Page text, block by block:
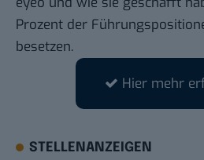
Prozent der
besetzen.
Hier mehr
STELLENANZEIGEN